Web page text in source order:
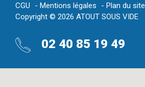
CGU Mentions légales
Plan du site
Copyright © 2026 ATOUT SOUS VIDE
02 40 85 19 49